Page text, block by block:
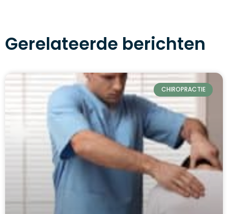
Gerelateerde berichten
CHIROPRACTIE